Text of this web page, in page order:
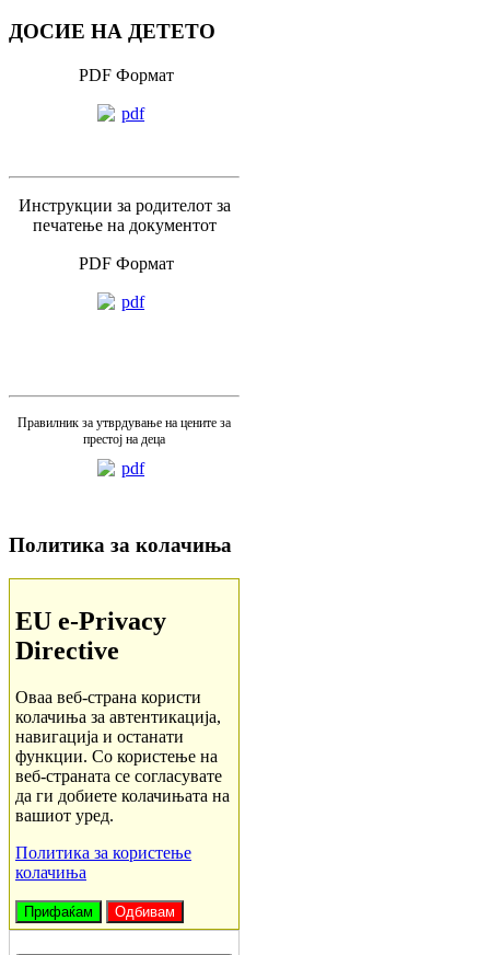
ДОСИЕ НА ДЕТЕТО
PDF Формат
Инструкции за родителот за
печатење на документот
PDF Формат
Правилник за утврдување на цените за
престој на деца
Политика за колачиња
EU e-Privacy
Directive
Оваа веб-страна користи
колачиња за автентикација,
навигација и останати
функции. Со користење на
веб-страната се согласувате
да ги добиете колачињата на
вашиот уред.
Политика за користење
колачиња
Прифаќам Одбивам